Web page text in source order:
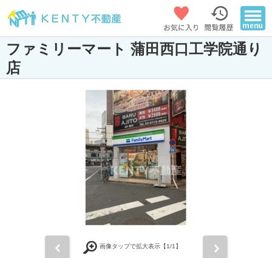
ファミリーマート 蒲田西口工学院通り
店
画像タップで拡大表示【1/1】